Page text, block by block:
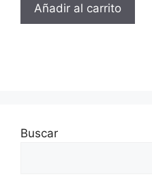
Añadir al carrito
Buscar